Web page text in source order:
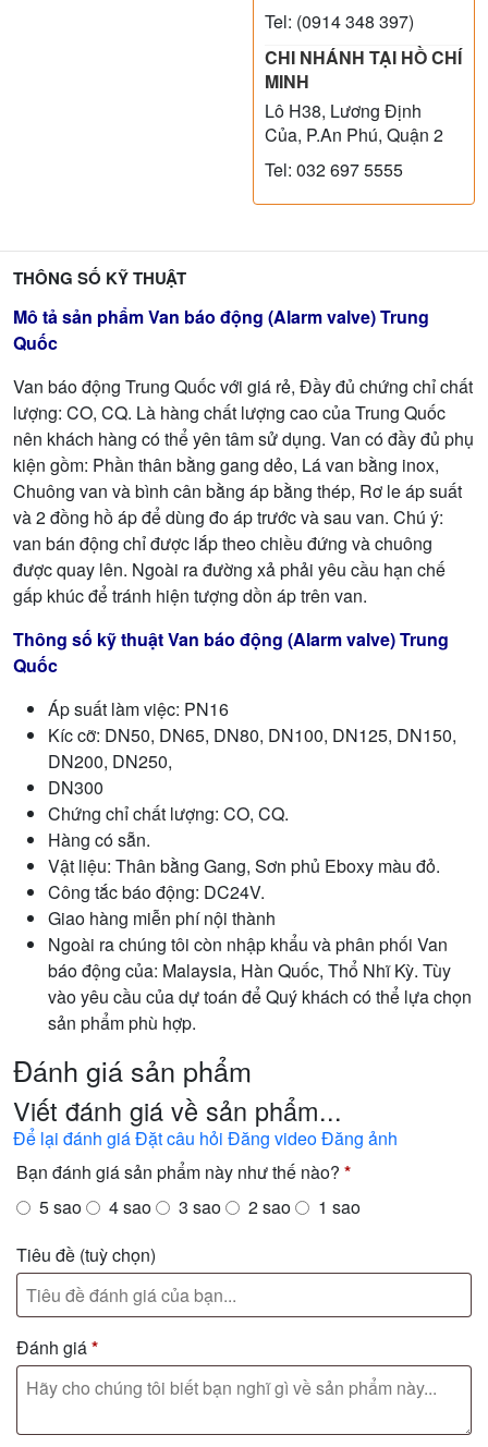
Tel: (0914 348 397)
CHI NHÁNH TẠI HỒ CHÍ
MINH
Lô H38, Lương Định
Của, P.An Phú, Quận 2
Tel: 032 697 5555
Mô tả sản phẩm Van báo động (Alarm valve) Trung
Quốc
Van báo động Trung Quốc với giá rẻ, Đầy đủ chứng chỉ chất
lượng: CO, CQ. Là hàng chất lượng cao của Trung Quốc
nên khách hàng có thể yên tâm sử dụng. Van có đầy đủ phụ
kiện gồm: Phần thân bằng gang dẻo, Lá van bằng inox,
Chuông van và bình cân bằng áp bằng thép, Rơ le áp suất
và 2 đồng hồ áp để dùng đo áp trước và sau van. Chú ý:
van bán động chỉ được lắp theo chiều đứng và chuông
được quay lên. Ngoài ra đường xả phải yêu cầu hạn chế
gấp khúc để tránh hiện tượng dồn áp trên van.
Thông số kỹ thuật Van báo động (Alarm valve) Trung
Quốc
Áp suất làm việc: PN16
Kíc cỡ: DN50, DN65, DN80, DN100, DN125, DN150,
DN200, DN250,
DN300
Chứng chỉ chất lượng: CO, CQ.
Hàng có sẵn.
Vật liệu: Thân bằng Gang, Sơn phủ Eboxy màu đỏ.
Công tắc báo động: DC24V.
Giao hàng miễn phí nội thành
Ngoài ra chúng tôi còn nhập khẩu và phân phối Van
báo động của: Malaysia, Hàn Quốc, Thổ Nhĩ Kỳ. Tùy
vào yêu cầu của dự toán để Quý khách có thể lựa chọn
sản phẩm phù hợp.
Đánh giá sản phẩm
Viết đánh giá về sản phẩm...
Để lại đánh giáĐặt câu hỏi Đăng videoĐăng ảnh
Bạn đánh giá sản phẩm này như thế nào? *
5 sao
4 sao 3 sao 2 sao
1 sao
Tiêu đề (tuỳ chọn)
Đánh giá*
THÔNG SỐ KỸ THUẬT